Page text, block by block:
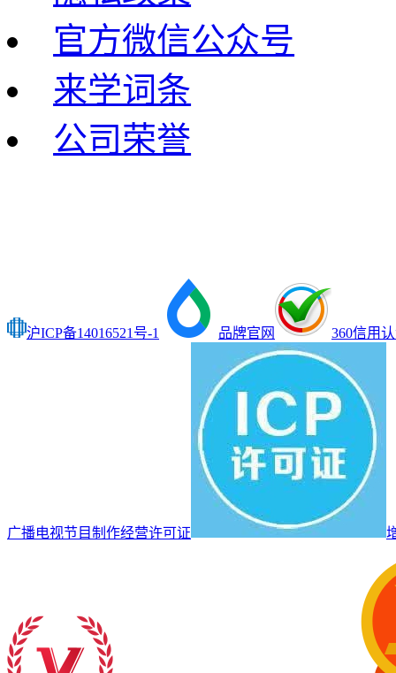
官方微信公众号
来学词条
公司荣誉
沪ICP备14016521号-1 品牌官网 360信用
广播电视节目制作经营许可证